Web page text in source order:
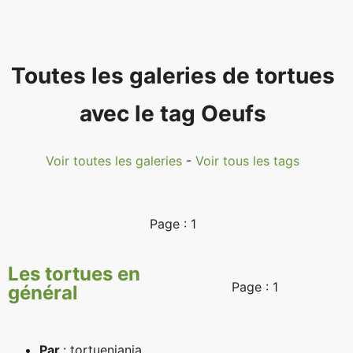
Toutes les galeries de tortues
avec le tag Oeufs
Voir toutes les galeries - Voir tous les tags
Page : 1
Les tortues en
général
Par : tortueniania
Page : 1